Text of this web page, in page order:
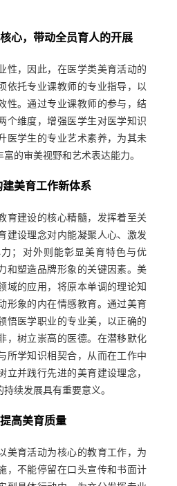
心，带动全员育人的开展
性，因此，在医学类美育活动的
依托专业课教师的专业指导，以
性。通过专业课教师的参与，结
个维度，增强医学生对医学知识
医学生的专业艺术素养，为其未
的审美视野和艺术表达能力。
美育工作新体系
育建设的核心精髓，发挥着至关
建设理念对内能凝聚人心、激发
；对外则能彰显美育特色与优
和塑造品牌形象的关键因素。美
域的应用，将原本单调的理论知
形象的内在情感教育。通过美育
悟医学职业的专业美，以正确的
，树立崇高的医德。在潜移默化
所学知识相契合，从而在工作中
立并践行先进的美育建设理念，
续发展具有重要意义。
高美育质量
美育活动为核心的教育工作，为
，不能停留在口头宣传和书面计